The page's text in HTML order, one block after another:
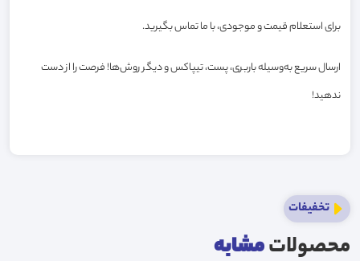
برای استعلام قیمت و موجودی، با ما تماس بگیرید.
ارسال سریع به‌وسیله باربری، پست، تیپاکس و دیگر روش‌ها! فرصت را از دست
ندهید!
تخفیفات
محصولاتمشابه